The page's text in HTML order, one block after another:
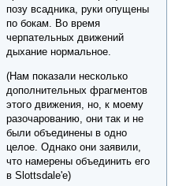
позу всадника, руки опущены
по бокам. Во время
черпательных движений
дыхание нормальное.
(Нам показали несколько
дополнительных фрагментов
этого движения, но, к моему
разочарованию, они так и не
были объединены в одно
целое. Однако они заявили,
что намерены объединить его
в Slottsdale'e)